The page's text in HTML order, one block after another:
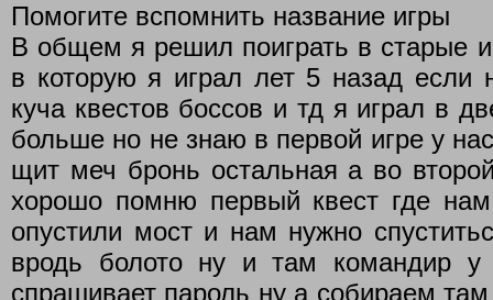
Помогите вспомнить название игры
В общем я решил поиграть в старые
в которую я играл лет 5 назад
куча квестов боссов и тд я играл в
больше но не знаю в первой игре у
щит меч бронь остальная а во
хорошо помню первый квест где
опустили мост и нам нужно
вродь болото ну и там командир
спрашивает пароль ну а собираем